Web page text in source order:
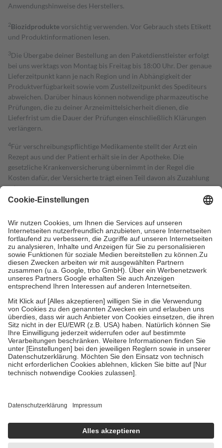
Anwendungshinweise des Herstellers.
2Biozidproduktevorsichtig verwenden. Vor Gebrauch stets Etikett
und Produktinformationen lesen.
3Die Übergabe deiner Bestellung an den Paketdienstleister erfolgt
bei uns werktags von Montag bis Freitag bis 18:00 Uhr. Der genaue
Lieferzeitpunkt kann je nach Region und in Abhängigkeit der
Produktverfügbarkeit sowie vom Zustellzeitpunkt des Spediteurs
abweichen. Darüber hinaus können notwendige pharmazeutische
Prüfungen, die zu deiner Arzneimittelsicherheit dienen, die
Lieferfrist um die Dauer der Prüfungen einschließlich Klärungen
verlängern.
4Für verschreibungspflichtige Medikamente stellt der Arzt ein
Rezept aus und der Patient erhält sie in der Apotheke. Die
gesetzliche Krankenversicherung übernimmt in der Regel die
Kosten dafür, der Versicherte trägt einen Teil davon als Zuzahlung
mit.
Grundsätzlich leisten Mitglieder Zuzahlungen in Höhe von zehn
höchstens zehn Euro.
Es sind jedoch nie mehr als die tatsächlichen
Kosten der Leistung zu entrichten.
Diese Regeln gelten grundsätzlich auch für Online-Apotheken.
Bei Heilmitteln und häuslicher Krankenpflege beträgt die
Zuzahlung zehn Prozent der Kosten sowie zehn Euro je
Verordnung.
Um das Engagement der Versicherten für ihre eigene Gesundheit zu
stärken und die besondere Stellung der Familie zu unterstützen,
fallenkeine Zuzahlungenan bei:
• Kindern und Jugendlichen bis zum vollendeten 18. Lebensjahr
mit Ausnahme der Fahrkosten
• Untersuchungen zur Vorsorge und Früherkennung, die von der
GKV getragen werden
• empfohlenen Schutzimpfungen
• Harn- und Blutteststreifen
getroffen, um sicherzustellen, dass es sich um echte Bewertungen
https://help.etrusted.com/hc/de/articles/4419944605341
Einige Bilder und Inhalte wurden unter Zuhilfenahme künstlicher